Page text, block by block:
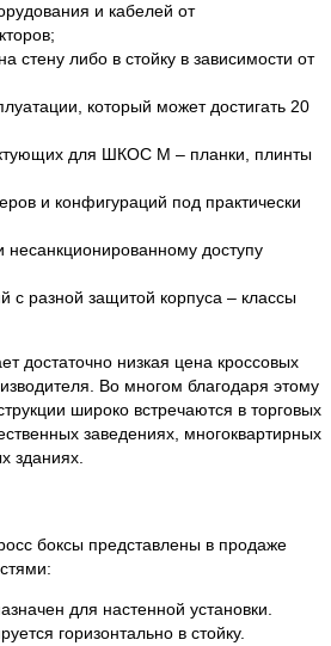
и кабелей от
стену либо в стойку в зависимости от
который может достигать 20
для ШКОС М – планки, плинты
и конфигураций под практически
несанкционированному доступу
с разной защитой корпуса – классы
достаточно низкая цена кроссовых
Во многом благодаря этому
широко встречаются в торговых
заведениях, многоквартирных
зданиях.
боксы представлены в продаже
для настенной установки.
горизонтально в стойку.